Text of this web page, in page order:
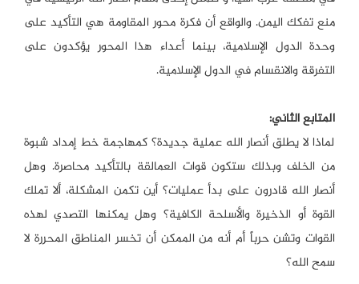
منع تفكك اليمن. والواقع أن فكرة محور المقاومة هي التأكيد على
وحدة الدول الإسلامية، بينما أعداء هذا المحور يؤكدون على
التفرقة والانقسام في الدول الإسلامية.
المتابع الثاني:
لماذا لا يطلق أنصار الله عملية جديدة؟ كمهاجمة خط إمداد شبوة
من الخلف وبذلك ستكون قوات العمالقة بالتأكيد محاصرة. وهل
أنصار الله قادرون على بدأ عمليات؟ أين تكمن المشكلة، ألا تملك
القوة أو الذخيرة والأسلحة الكافية؟ وهل يمكنها التصدي لهذه
القوات وتشن حرباً أم أنه من الممكن أن تخسر المناطق المحررة لا
سمح الله؟